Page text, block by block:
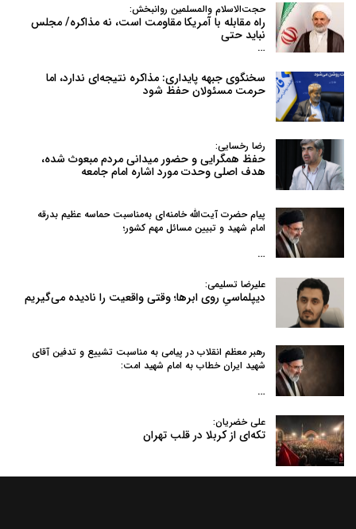
حجت‌الاسلام والمسلمین روانبخش:
راه مقابله با آمریکا مقاومت است، نه مذاکره/ مجلس
نباید حتی
…
سخنگوی جبهه پایداری: مذاکره نتیجه‌ای ندارد، اما
حرمت مسئولان حفظ شود
رضا رخسایی:
حفظ همگرایی و حضور میدانی مردم مبعوث شده،
هدف اصلی وحدت مورد اشاره امام جامعه
پیام حضرت آیت‌الله خامنه‌ای به‌مناسبت حماسه عظیم بدرقه
امام شهید و تبیین مسائل مهم کشور؛
…
علیرضا تسلیمی:
دیپلماسیِ روی ابرها؛ وقتی واقعیت را نادیده می‌گیریم
رهبر معظم انقلاب در پیامی به‌ مناسبت تشییع و تدفین آقای
شهید ایران خطاب به امام شهید امت:
…
علی خضریان:
تکه‌ای از کربلا در قلب تهران